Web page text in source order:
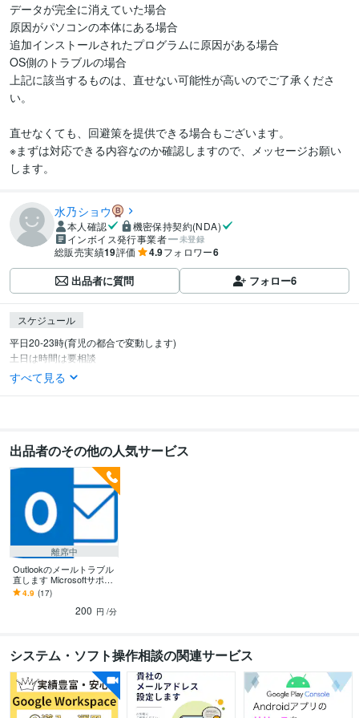
データが完全に消えていた場合
原因がパソコンの本体にある場合
追加インストールされたプログラムに原因がある場合
OS側のトラブルの場合
上記に該当するものは、直せない可能性が高いのでご了承くださ
い。
直せなくても、回避策を提供できる場合もございます。
※まずは対応できる内容なのか確認しますので、メッセージお願い
します。
水乃ショウ
本人確認
機密保持契約(NDA)
インボイス発行事業者
未登録
総販売実績19評価 4.9フォロワー6
出品者に質問 フォロー6
スケジュール
平日20-23時(育児の都合で変動します)
土日は時間は要相談
すべて見る
出品者のその他の人気サービス
離席中
Outlookのメールトラブル
直します Microsoftサポー
トの営業時間外でも対応
してます
4.9 (17)
200 円 /分
システム・ソフト操作相談の関連サービス